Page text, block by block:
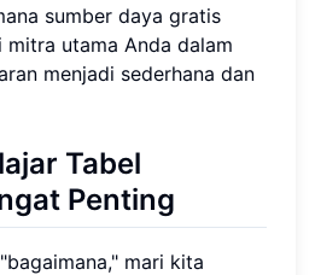
sumber daya gratis
utama Anda dalam
menjadi sederhana dan
Tabel
Penting
mari kita